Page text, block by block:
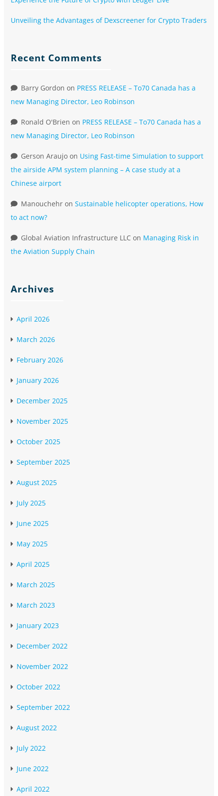
Unveiling the Advantages of Dexscreener for Crypto Traders
Recent Comments
Barry Gordon on PRESS RELEASE – To70 Canada has a
new Managing Director, Leo Robinson
Ronald O'Brien on PRESS RELEASE – To70 Canada has a
new Managing Director, Leo Robinson
Gerson Araujo on Using Fast-time Simulation to support
the airside APM system planning – A case study at a
Chinese airport
Manouchehr on Sustainable helicopter operations, How
to act now?
Global Aviation Infrastructure LLC on Managing Risk in
the Aviation Supply Chain
Archives
April 2026
March 2026
February 2026
January 2026
December 2025
November 2025
October 2025
September 2025
August 2025
July 2025
June 2025
May 2025
April 2025
March 2025
March 2023
January 2023
December 2022
November 2022
October 2022
September 2022
August 2022
July 2022
June 2022
April 2022